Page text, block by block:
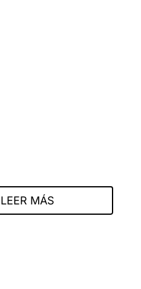
LEER MÁS